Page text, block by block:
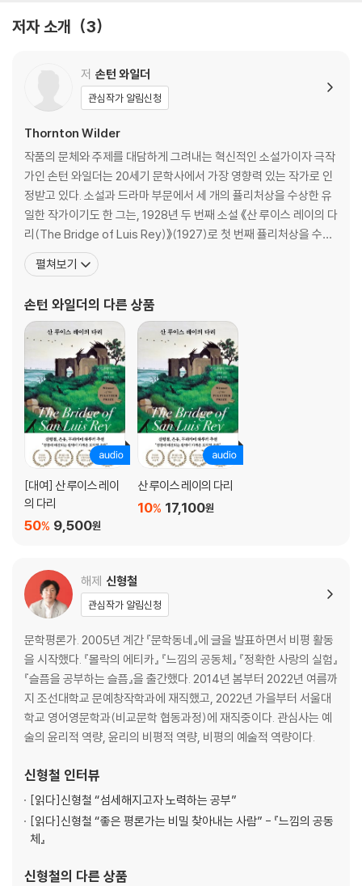
저자 소개 3
저 손턴 와일더
관심작가 알림신청
Thornton Wilder
작품의 문체와 주제를 대담하게 그려내는 혁신적인 소설가이자 극작
가인 손턴 와일더는 20세기 문학사에서 가장 영향력 있는 작가로 인
정받고 있다. 소설과 드라마 부문에서 세 개의 퓰리처상을 수상한 유
일한 작가이기도 한 그는, 1928년 두 번째 소설 《산 루이스 레이의 다
리(The Bridge of Luis Rey)》(1927)로 첫 번째 퓰리처상을 수상
하고, 이어 1938년에 희곡 《우리 읍내(Our Town)》로, 1943년에
는 희곡 《위기일발(The Skin of Our Teeth)》로 퓰리처상을 수상
가,
펼쳐보기
손턴 와일더의 다른 상품
[대여] 산 루이스 레이
의 다리
9,500원
50%
산 루이스 레이의 다리
17,100원
10%
해제 신형철
관심작가 알림신청
문학평론가. 2005년 계간 『문학동네』에 글을 발표하면서 비평 활동
을 시작했다. 『몰락의 에티카』 『느낌의 공동체』 『정확한 사랑의 실험』
『슬픔을 공부하는 슬픔』을 출간했다. 2014년 봄부터 2022년 여름까
지 조선대학교 문예창작학과에 재직했고, 2022년 가을부터 서울대
학교 영어영문학과(비교문학 협동과정)에 재직중이다. 관심사는 예
술의 윤리적 역량, 윤리의 비평적 역량, 비평의 예술적 역량이다.
신형철 인터뷰
[읽다]신형철 “섬세해지고자 노력하는 공부”
[읽다]신형철 “좋은 평론가는 비밀 찾아내는 사람” - 『느낌의 공동
체』
신형철의 다른 상품